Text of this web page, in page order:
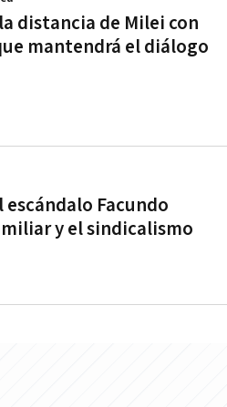
distancia de Milei con
mantendrá el diálogo
escándalo Facundo
y el sindicalismo